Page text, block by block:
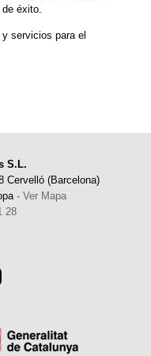
éxito.
servicios para el
S.L.
Cervelló (Barcelona)
· Ver Mapa
28